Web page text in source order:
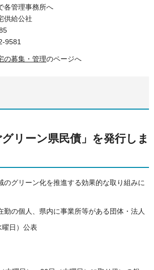
各管理事務所へ
供給公社
9581
の募集・管理のページへ
グリーン県民債」を発行しま
のグリーン化を推進する効果的な取り組みに
勤の個人、県内に事業所等がある団体・法人
日）公表